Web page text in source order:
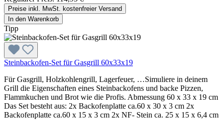
Preise inkl. MwSt. kostenfreier Versand
In den Warenkorb
Tipp
Steinbackofen-Set für Gasgrill 60x33x19
Für Gasgrill, Holzkohlengrill, Lagerfeuer, …Simuliere in deinem
Grill die Eigenschaften eines Steinbackofens und backe Pizzen,
Flammkuchen und Brot wie die Profis. Abmessung 60 x 33 x 19 cm
Das Set besteht aus: 2x Backofenplatte ca.60 x 30 x 3 cm 2x
Backofenplatte ca.60 x 15 x 3 cm 2x NF- Stein ca. 25 x 15 x 6,4 cm